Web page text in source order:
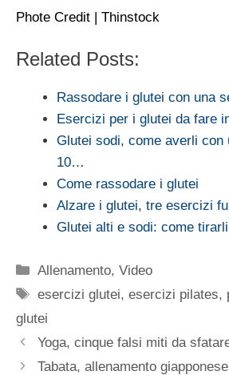
Phote Credit | Thinstock
Related Posts:
Rassodare i glutei con una
Esercizi per i glutei da fare
Glutei sodi, come averli con
10…
Come rassodare i glutei
Alzare i glutei, tre esercizi
Glutei alti e sodi: come
Categorie
Allenamento,Video
Tag
esercizi glutei,esercizi pilates,
glutei
Yoga, cinque falsi miti da
Tabata, allenamento